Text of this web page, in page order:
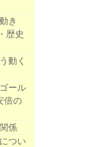
き
歴史
動く
ール
倍の
係
つい